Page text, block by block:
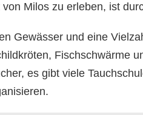
Milos zu erleben, ist
Gewässer und eine
Fischschwärme
es gibt viele